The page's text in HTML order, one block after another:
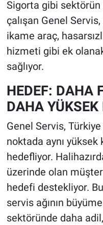
Sigorta gibi
çalışan Genel
ikame araç,
hizmeti gibi ek
sağlıyor.
HEDEF: DAHA
DAHA
Genel Servis,
noktada aynı yüksek
hedefliyor.
üzerinde olan
hedefi destekliyor.
servis ağının
sektöründe daha